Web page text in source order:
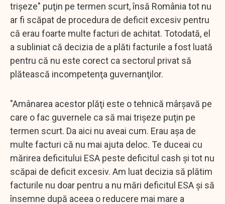
trişeze" puţin pe termen scurt, însă România tot nu
ar fi scăpat de procedura de deficit excesiv pentru
că erau foarte multe facturi de achitat. Totodată, el
a subliniat că decizia de a plăti facturile a fost luată
pentru că nu este corect ca sectorul privat să
plătească incompetenţa guvernanţilor.
"Amânarea acestor plăţi este o tehnică mârşavă pe
care o fac guvernele ca să mai trişeze puţin pe
termen scurt. Da aici nu aveai cum. Erau aşa de
multe facturi că nu mai ajuta deloc. Te duceai cu
mărirea deficitului ESA peste deficitul cash şi tot nu
scăpai de deficit excesiv. Am luat decizia să plătim
facturile nu doar pentru a nu mări deficitul ESA şi să
însemne după aceea o reducere mai mare a